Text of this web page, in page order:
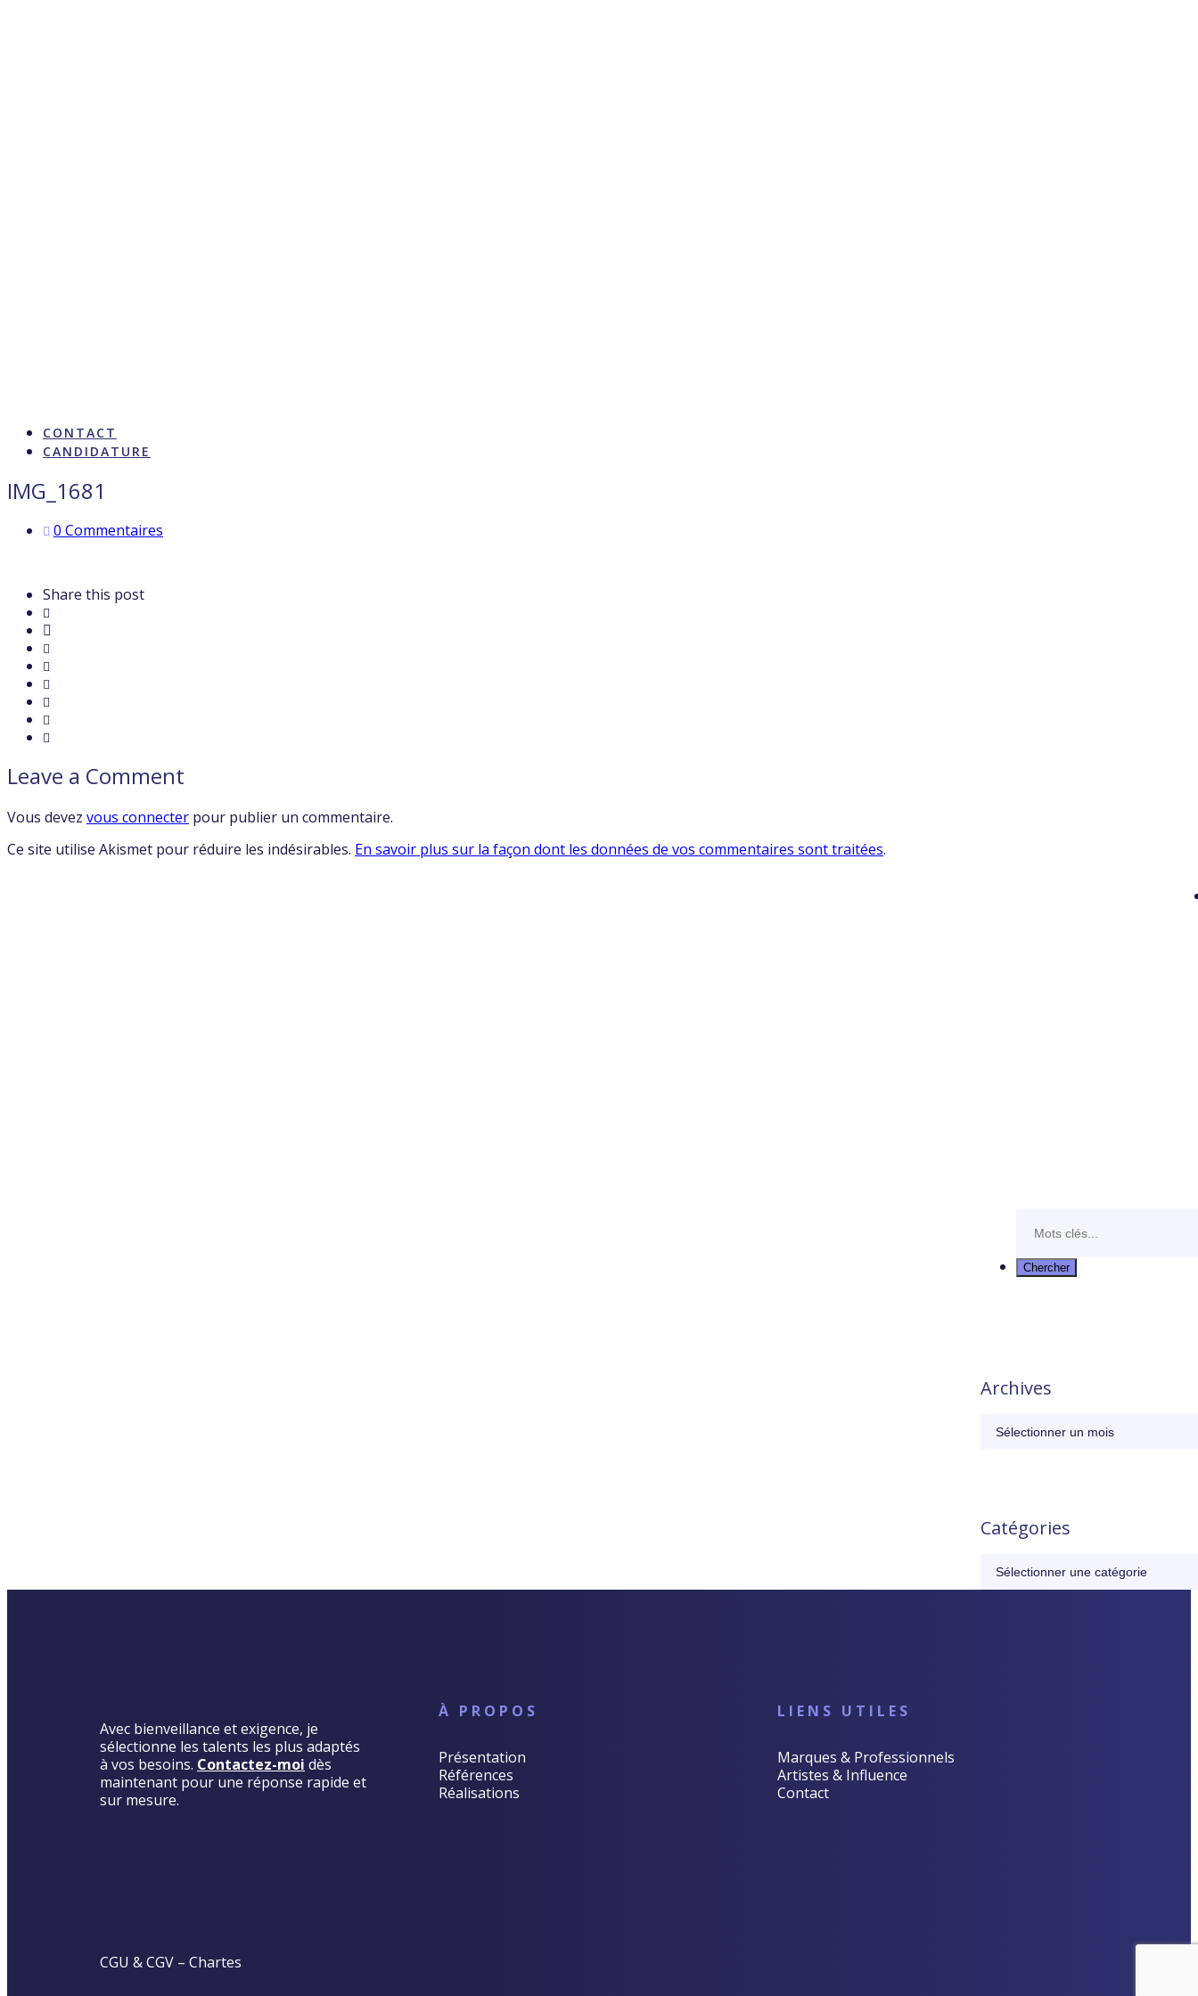
CONTACT
CANDIDATURE
IMG_1681
0 Commentaires
Share this post
Leave a Comment
Vous devez vous connecter pour publier un commentaire.
Ce site utilise Akismet pour réduire les indésirables. En savoir plus sur la façon dont les données de vos commentaires sont traitées.
Archives
Catégories
Avec bienveillance et exigence, je
sélectionne les talents les plus adaptés
à vos besoins. Contactez-moi dès
maintenant pour une réponse rapide et
sur mesure.
À PROPOS
Présentation
Références
Réalisations
LIENS UTILES
Marques & Professionnels
Artistes & Influence
Contact
CGU & CGV – Chartes